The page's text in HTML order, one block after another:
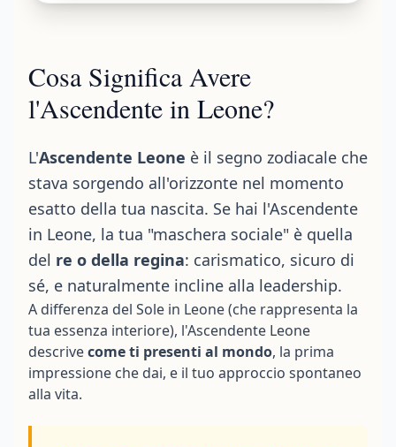
Cosa Significa Avere
l'Ascendente in Leone?
L'Ascendente Leone è il segno zodiacale che
stava sorgendo all'orizzonte nel momento
esatto della tua nascita. Se hai l'Ascendente
in Leone, la tua "maschera sociale" è quella
del re o della regina: carismatico, sicuro di
sé, e naturalmente incline alla leadership.
A differenza del Sole in Leone (che rappresenta la
tua essenza interiore), l'Ascendente Leone
descrivecome ti presenti al mondo, la prima
impressione che dai, e il tuo approccio spontaneo
alla vita.